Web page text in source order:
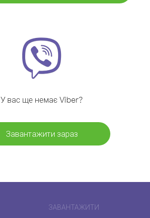
У вас ще немає Viber?
Завантажити зараз
ЗАВАНТАЖИТИ